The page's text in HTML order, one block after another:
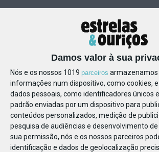
Damos valor à sua
Nós e os nossos 1019 parceiros
informações num dispositivo, como cookies,
dados pessoais, como identificadores únicos
padrão enviadas por um dispositivo para
conteúdos personalizados, medição de
pesquisa de audiências e desenvolvimento de
sua permissão, nós e os nossos parceiros
identificação e dados de geolocalização